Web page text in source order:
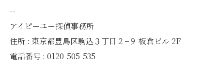
--
アイピーユー探偵事務所
住所 : 東京都豊島区駒込３丁目２−９ 板倉ビル 2F
電話番号 : 0120-505-535